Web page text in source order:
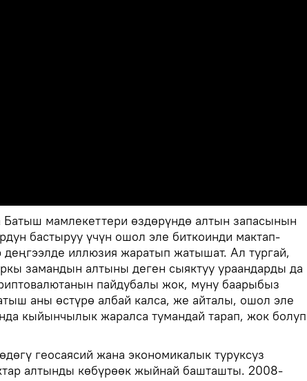
Батыш мамлекеттери өздөрүндө алтын запасынын
бастыруу үчүн ошол эле биткоинди мактап-
иллюзия жаратып жатышат. Ал тургай,
замандын алтыны деген сыяктуу ураандарды да
пайдубалы жок, муну баарыбыз
аны өстүрө албай калса, же айталы, ошол эле
кыйынчылык жаралса тумандай тарап, жок болуп
геосаясий жана экономикалык туруксуз
алтынды көбүрөөк жыйнай башташты. 2008-